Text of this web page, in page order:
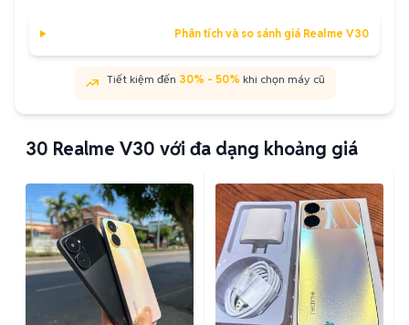
Phân tích và so sánh giá Realme V30
Tiết kiệm đến 30% - 50% khi chọn máy cũ
30 Realme V30 với đa dạng khoảng giá